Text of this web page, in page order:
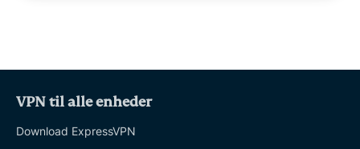
VPN til alle enheder
Download ExpressVPN